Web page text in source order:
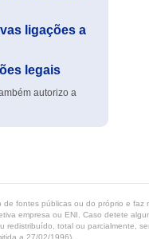
ligações a
legais
autorizo a
fontes públicas ou do próprio e
empresa ou ENI. Caso detete
total ou parcialmente,
a 27/02/1996).